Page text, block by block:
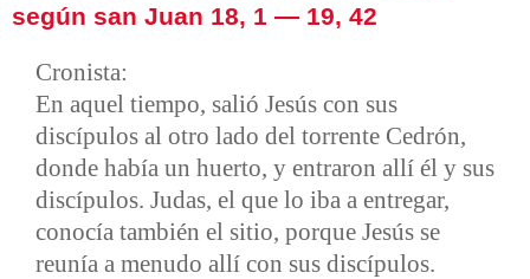
según san Juan 18, 1 — 19, 42
Cronista:
En aquel tiempo, salió Jesús con sus
discípulos al otro lado del torrente Cedrón,
donde había un huerto, y entraron allí él y sus
discípulos. Judas, el que lo iba a entregar,
conocía también el sitio, porque Jesús se
reunía a menudo allí con sus discípulos.